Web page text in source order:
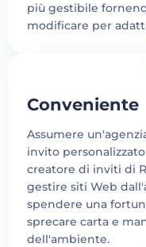
più gestibile
modificare per
Conveniente
Assumere
invito
creatore di inviti di
gestire siti Web
spendere una
sprecare carta e
dell'ambiente.